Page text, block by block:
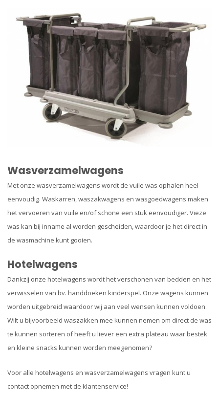
Wasverzamelwagens
Met onze wasverzamelwagens wordt de vuile was ophalen heel
eenvoudig. Waskarren, waszakwagens en wasgoedwagens maken
het vervoeren van vuile en/of schone een stuk eenvoudiger. Vieze
was kan bij inname al worden gescheiden, waardoor je het direct in
de wasmachine kunt gooien.
Hotelwagens
Dankzij onze hotelwagens wordt het verschonen van bedden en het
verwisselen van bv. handdoeken kinderspel. Onze wagens kunnen
worden uitgebreid waardoor wij aan veel wensen kunnen voldoen.
Wilt u bijvoorbeeld waszakken mee kunnen nemen om direct de was
te kunnen sorteren of heeft u liever een extra plateau waar bestek
en kleine snacks kunnen worden meegenomen?
Voor alle hotelwagens en wasverzamelwagens vragen kunt u
contact opnemen met de klantenservice!